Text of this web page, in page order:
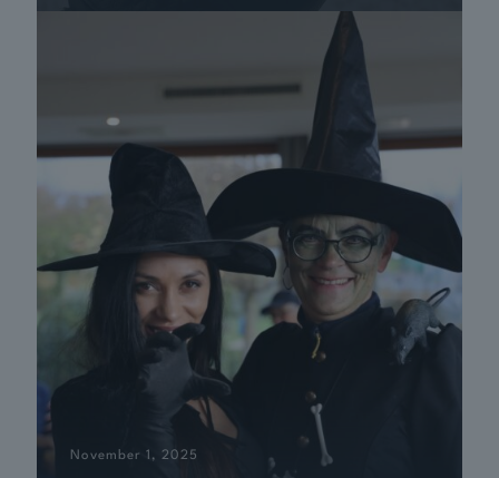
November 1, 2025